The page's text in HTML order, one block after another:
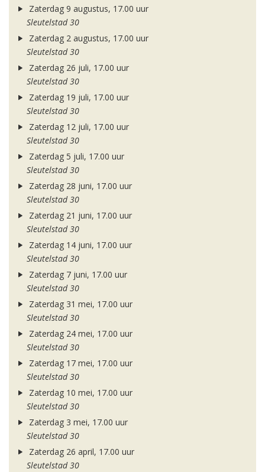
Zaterdag 9 augustus, 17.00 uur
Sleutelstad 30
Zaterdag 2 augustus, 17.00 uur
Sleutelstad 30
Zaterdag 26 juli, 17.00 uur
Sleutelstad 30
Zaterdag 19 juli, 17.00 uur
Sleutelstad 30
Zaterdag 12 juli, 17.00 uur
Sleutelstad 30
Zaterdag 5 juli, 17.00 uur
Sleutelstad 30
Zaterdag 28 juni, 17.00 uur
Sleutelstad 30
Zaterdag 21 juni, 17.00 uur
Sleutelstad 30
Zaterdag 14 juni, 17.00 uur
Sleutelstad 30
Zaterdag 7 juni, 17.00 uur
Sleutelstad 30
Zaterdag 31 mei, 17.00 uur
Sleutelstad 30
Zaterdag 24 mei, 17.00 uur
Sleutelstad 30
Zaterdag 17 mei, 17.00 uur
Sleutelstad 30
Zaterdag 10 mei, 17.00 uur
Sleutelstad 30
Zaterdag 3 mei, 17.00 uur
Sleutelstad 30
Zaterdag 26 april, 17.00 uur
Sleutelstad 30